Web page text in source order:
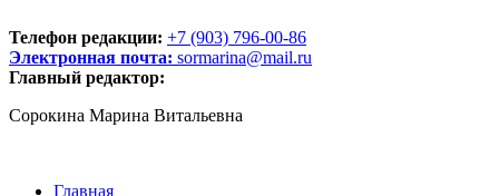
Телефон редакции: +7 (903) 796-00-86
Электронная почта: sormarina@mail.ru
Главный редактор:
Сорокина Марина Витальевна
Главная